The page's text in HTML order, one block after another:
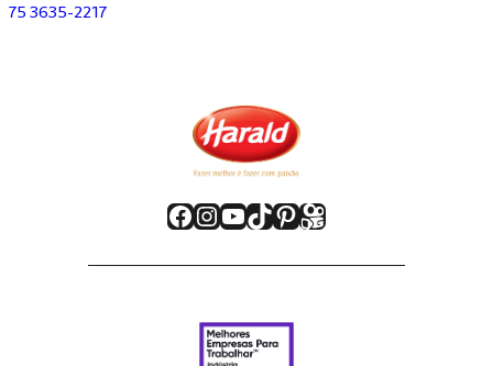
75 3635-2217
Facebook
Instagram
Youtube
TikTok
Pinterest
Kwai